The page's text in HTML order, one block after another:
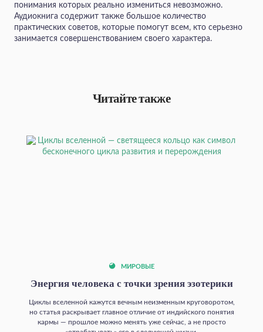
понимания которых реально измениться невозможно.
Аудиокнига содержит также большое количество
практических советов, которые помогут всем, кто серьезно
занимается совершенствованием своего характера.
Читайте также
МИРОВЫЕ
Энергия человека с точки зрения эзотерики
Циклы вселенной кажутся вечным неизменным круговоротом,
но статья раскрывает главное отличие от индийского понятия
кармы — прошлое можно менять уже сейчас, а не просто